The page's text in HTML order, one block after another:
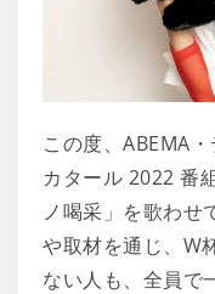
この度、ABEMA
カタール 2022 番
ノ喝采」を歌わせ
や取材を通じ、W
ない人も、全員で